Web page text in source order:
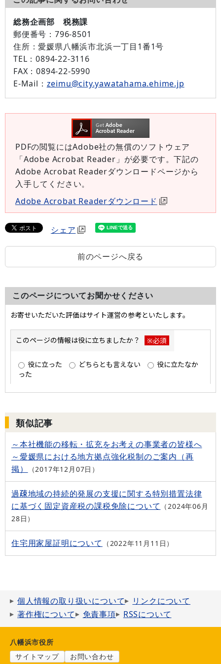
総務企画部 税務課
郵便番号： 796-8501
住所：愛媛県八幡浜市北浜一丁目1番1号
TEL：0894-22-3116
FAX：0894-22-5990
E-Mail： zeimu@city.yawatahama.ehime.jp
PDFの閲覧にはAdobe社の無償のソフトウェア
「Adobe Acrobat Reader」が必要です。下記の
Adobe Acrobat Readerダウンロードページから
入手してください。
Adobe Acrobat Readerダウンロード
シェア
前のページへ戻る
このページについてお聞かせください
類似記事
～本社機能の移転・拡充をお考えの事業者の皆様へ
～愛媛県における地方拠点強化税制のご案内（再
掲）
2017年12月07日
過疎地域の持続的発展の支援に関する特別措置法律
に基づく固定資産税の課税免除について
2024年06月
28日
住宅用家屋証明について 2022年11月11日
個人情報の取り扱いについて
リンクについて
著作権について
免責事項 RSSについて
八幡浜市役所
サイトマップ
お問い合わせ